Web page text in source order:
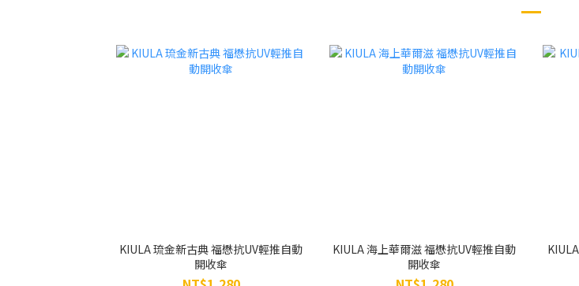
KIULA 琉金新古典 福懋抗UV輕推自動
開收傘
KIULA 海上華爾滋 福懋抗UV輕推自動
開收傘